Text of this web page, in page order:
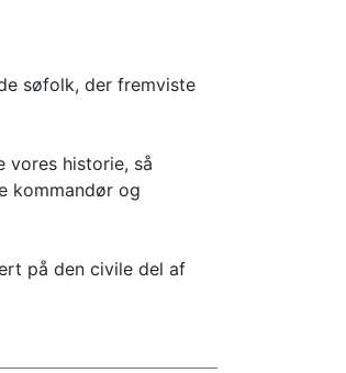
søfolk, der fremviste
historie, så
kommandør og
på den civile del af